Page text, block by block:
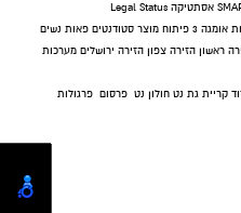
אסתטיקה Legal Status
אומגה 3 פיתוח מוצר סטודנטים פאות נשים
ראשון הזירה צפון הזירה ירושלים מערכות
קריית גת נט חולון נט פרסום פרגולות